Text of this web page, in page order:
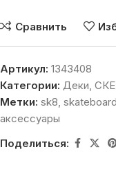
Сравнить
Артикул: 1343408
Категории: Деки,
Метки: sk8, skateboard
аксессуары
Поделиться: